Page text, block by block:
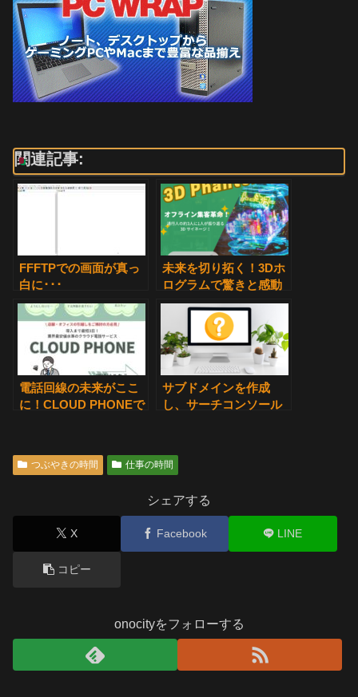
関連記事:
FFFTPでの画面が真っ
白に･･･
未来を切り拓く！3Dホ
ログラムで驚きと感動
の体験を
電話回線の未来がここ
に！CLOUD PHONEで
サブドメインを作成
し、サーチコンソール
アクセスできなくなり
ました。
つぶやきの時間 仕事の時間
シェアする
X Facebook LINE
コピー
onocityをフォローする